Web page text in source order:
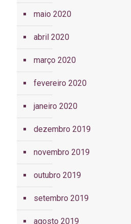
maio 2020
abril 2020
março 2020
fevereiro 2020
janeiro 2020
dezembro 2019
novembro 2019
outubro 2019
setembro 2019
agosto 2019